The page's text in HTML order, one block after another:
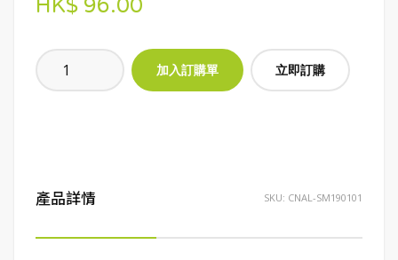
HK$ 96.00
立即訂購
產品詳情 SKU: CNAL-SM190101